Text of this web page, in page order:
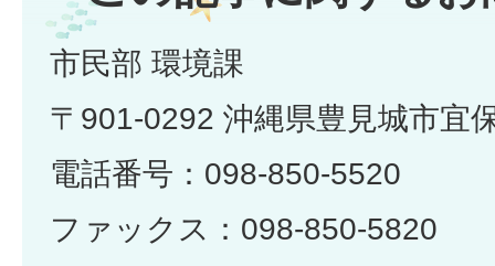
市民部 環境課
〒901-0292 沖縄県豊見城市宜
電話番号：098-850-5520
ファックス：098-850-5820